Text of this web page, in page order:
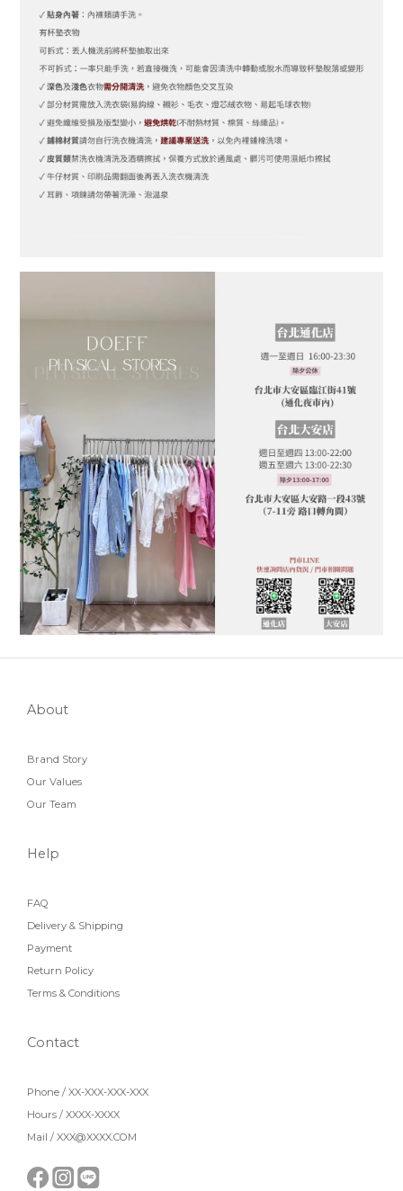
About
Brand Story
Our Values
Our Team
Help
FAQ
Delivery & Shipping
Payment
Return Policy
Terms & Conditions
Contact
Phone / XX-XXX-XXX-XXX
Hours / XXXX-XXXX
Mail / XXX@XXXX.COM